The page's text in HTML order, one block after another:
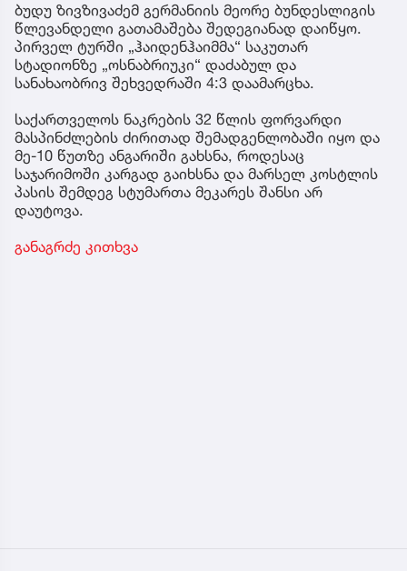
ბუდუ ზივზივაძემ გერმანიის მეორე ბუნდესლიგის
წლევანდელი გათამაშება შედეგიანად დაიწყო.
პირველ ტურში „ჰაიდენჰაიმმა“ საკუთარ
სტადიონზე „ოსნაბრიუკი“ დაძაბულ და
სანახაობრივ შეხვედრაში 4:3 დაამარცხა.
საქართველოს ნაკრების 32 წლის ფორვარდი
მასპინძლების ძირითად შემადგენლობაში იყო და
მე-10 წუთზე ანგარიში გახსნა, როდესაც
საჯარიმოში კარგად გაიხსნა და მარსელ კოსტლის
პასის შემდეგ სტუმართა მეკარეს შანსი არ
დაუტოვა.
განაგრძე კითხვა